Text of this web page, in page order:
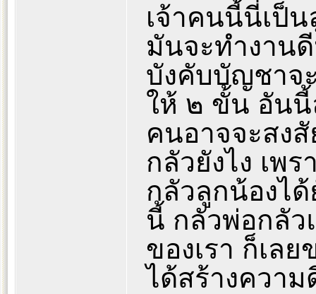
เจ้าคนนี้นี่เป็
มันจะทำงาน
บังคับบัญชาจ
ให้ ๒ ขั้น อันนี้
คนอาจจะสงสั
กลัวยังไง เพ
กลัวลูกน้องได้
นี้ กลัวพ่อกลัว
ของเรา ก็เล
ได้สร้างความ